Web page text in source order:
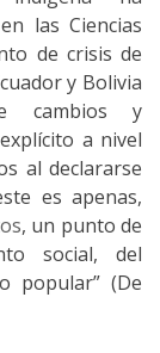
las Ciencias
de crisis de
y Bolivia
cambios y
a nivel
al declararse
es apenas,
, un punto de
social, del
popular” (De